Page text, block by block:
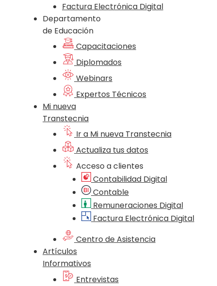
Factura Electrónica Digital
Departamento
de Educación
Capacitaciones
Diplomados
Webinars
Expertos Técnicos
Mi nueva
Transtecnia
Ir a Mi nueva Transtecnia
Actualiza tus datos
Acceso a clientes
Contabilidad Digital
Contable
Remuneraciones Digital
Factura Electrónica Digital
Centro de Asistencia
Artículos
Informativos
Entrevistas